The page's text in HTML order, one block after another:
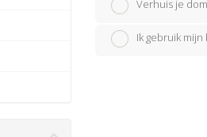
Verhuis je
Ik gebruik